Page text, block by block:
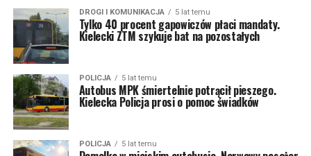
DROGI I KOMUNIKACJA 5 lat temu
Tylko 40 procent gapowiczów płaci mandaty.
Kielecki ZTM szykuje bat na pozostałych
POLICJA 5 lat temu
Autobus MPK śmiertelnie potrącił pieszego.
Kielecka Policja prosi o pomoc świadków
POLICJA 5 lat temu